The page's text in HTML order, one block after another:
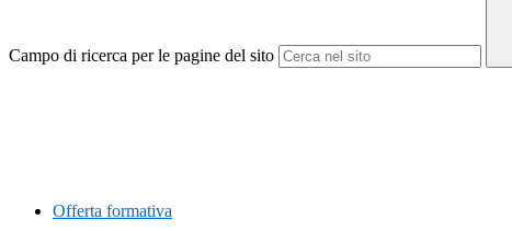
Campo di ricerca per le pagine del sito
Offerta formativa